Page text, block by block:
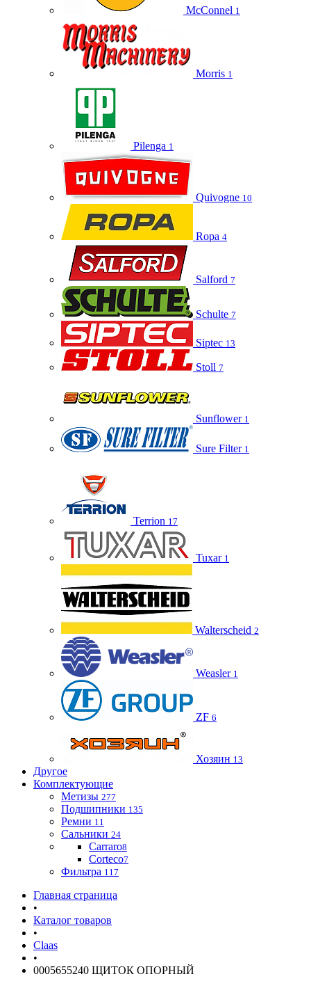
McConnel 1
Morris 1
Pilenga 1
Quivogne 10
Ropa 4
Salford 7
Schulte 7
Siptec 13
Stoll 7
Sunflower 1
Sure Filter 1
Terrion 17
Tuxar 1
Walterscheid 2
Weasler 1
ZF 6
Хозяин 13
Другое
Комплектующие
Метизы 277
Подшипники 135
Ремни 11
Сальники 24
Carraro8
Corteco7
Фильтра 117
Главная страница
•
Каталог товаров
•
Claas
•
0005655240 ЩИТОК ОПОРНЫЙ